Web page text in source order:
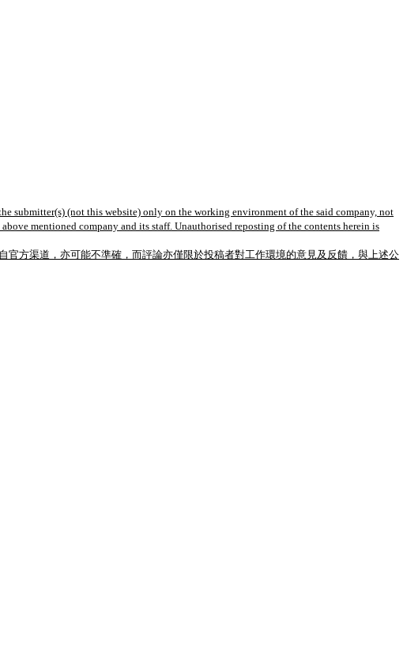
submitter(s) (not this website) only on the working environment of the said company, not
mentioned company and its staff. Unauthorised reposting of the contents herein is
官方渠道，亦可能不準確，而評論亦僅限於投稿者對工作環境的意見及反饋，與上述公